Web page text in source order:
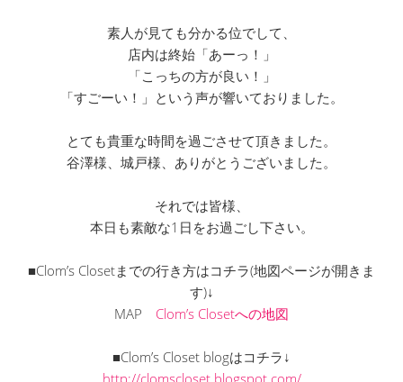
素人が見ても分かる位でして、
店内は終始「あーっ！」
「こっちの方が良い！」
「すごーい！」という声が響いておりました。
とても貴重な時間を過ごさせて頂きました。
谷澤様、城戸様、ありがとうございました。
それでは皆様、
本日も素敵な1日をお過ごし下さい。
■Clom’s Closetまでの行き方はコチラ(地図ページが開きま
す)↓
MAP Clom’s Closetへの地図
■Clom’s Closet blogはコチラ↓